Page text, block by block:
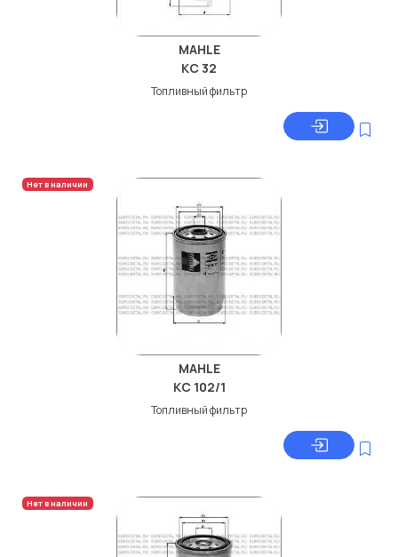
MAHLE
KC 32
Топливный фильтр
Нет в наличии
MAHLE
KC 102/1
Топливный фильтр
Нет в наличии